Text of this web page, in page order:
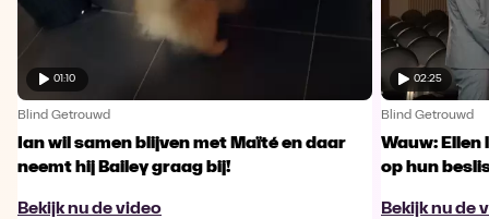
01:10
Blind Getrouwd
Ian wil samen blijven met Maïté en daar
neemt hij Bailey graag bij!
Bekijk nu de video
02:25
Blind Getrouwd
Wauw:
op hun
Bekijk nu de